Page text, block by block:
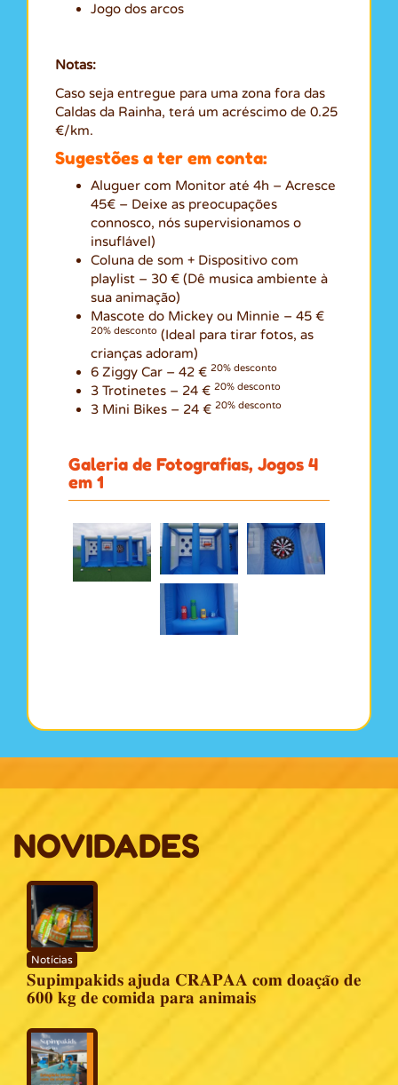
Jogo dos arcos
Notas:
Caso seja entregue para uma zona fora das
Caldas da Rainha, terá um acréscimo de 0.25
€/km.
Sugestões a ter em conta:
Aluguer com Monitor até 4h – Acresce
45€ – Deixe as preocupações
connosco, nós supervisionamos o
insuflável)
Coluna de som + Dispositivo com
playlist – 30 € (Dê musica ambiente à
sua animação)
Mascote do Mickey ou Minnie – 45 €
20% desconto (Ideal para tirar fotos, as
crianças adoram)
6 Ziggy Car – 42 € 20% desconto
3 Trotinetes – 24 € 20% desconto
3 Mini Bikes – 24 € 20% desconto
Galeria de Fotografias, Jogos 4
em 1
NOVIDADES
Notícias
𝐒𝐮𝐩𝐢𝐦𝐩𝐚𝐤𝐢𝐝𝐬 𝐚𝐣𝐮𝐝𝐚 𝐂𝐑𝐀𝐏𝐀𝐀 𝐜𝐨𝐦 𝐝𝐨𝐚𝐜̧𝐚̃𝐨 𝐝𝐞
𝟔𝟎𝟎 𝐤𝐠 𝐝𝐞 𝐜𝐨𝐦𝐢𝐝𝐚 𝐩𝐚𝐫𝐚 𝐚𝐧𝐢𝐦𝐚𝐢𝐬